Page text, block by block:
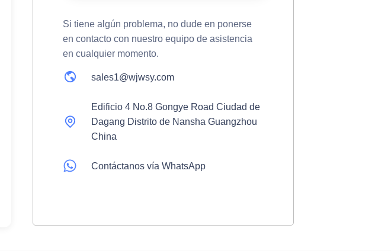
Si tiene algún problema, no dude en ponerse
en contacto con nuestro equipo de asistencia
en cualquier momento.
sales1@wjwsy.com
Edificio 4 No.8 Gongye Road Ciudad de
Dagang Distrito de Nansha Guangzhou
China
Contáctanos vía WhatsApp